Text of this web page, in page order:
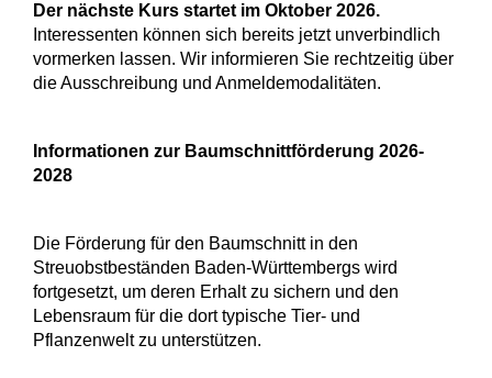
Der nächste Kurs startet im Oktober 2026.
Interessenten können sich bereits jetzt unverbindlich
vormerken lassen. Wir informieren Sie rechtzeitig über
die Ausschreibung und Anmeldemodalitäten.
Informationen zur Baumschnittförderung 2026-
2028
Die Förderung für den Baumschnitt in den
Streuobstbeständen Baden-Württembergs wird
fortgesetzt, um deren Erhalt zu sichern und den
Lebensraum für die dort typische Tier- und
Pflanzenwelt zu unterstützen.